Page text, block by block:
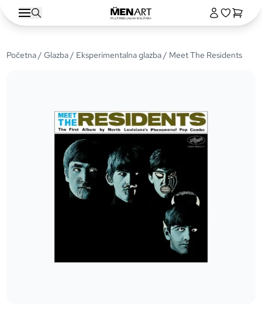
Početna/Glazba/ Eksperimentalna glazba/ Meet The Residents